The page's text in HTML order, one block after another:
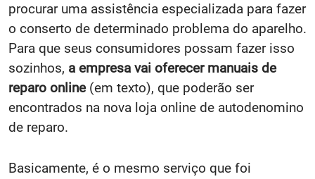
procurar uma assistência especializada para fazer
o conserto de determinado problema do aparelho.
Para que seus consumidores possam fazer isso
sozinhos, a empresa vai oferecer manuais de
reparo online(em texto), que poderão ser
encontrados na nova loja online de autodenomino
de reparo.
Basicamente, é o mesmo serviço que foi